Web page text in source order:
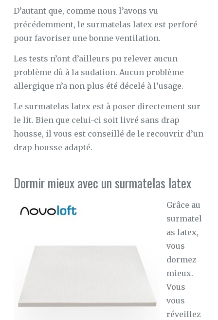
D’autant que, comme nous l’avons vu
précédemment, le surmatelas latex est perforé
pour favoriser une bonne ventilation.
Les tests n’ont d’ailleurs pu relever aucun
problème dû à la sudation. Aucun problème
allergique n’a non plus été décelé à l’usage.
Le surmatelas latex est à poser directement sur
le lit. Bien que celui-ci soit livré sans drap
housse, il vous est conseillé de le recouvrir d’un
drap housse adapté.
Dormir mieux avec un surmatelas latex
Grâce au
surmatel
as latex,
vous
dormez
mieux.
Vous
vous
réveillez